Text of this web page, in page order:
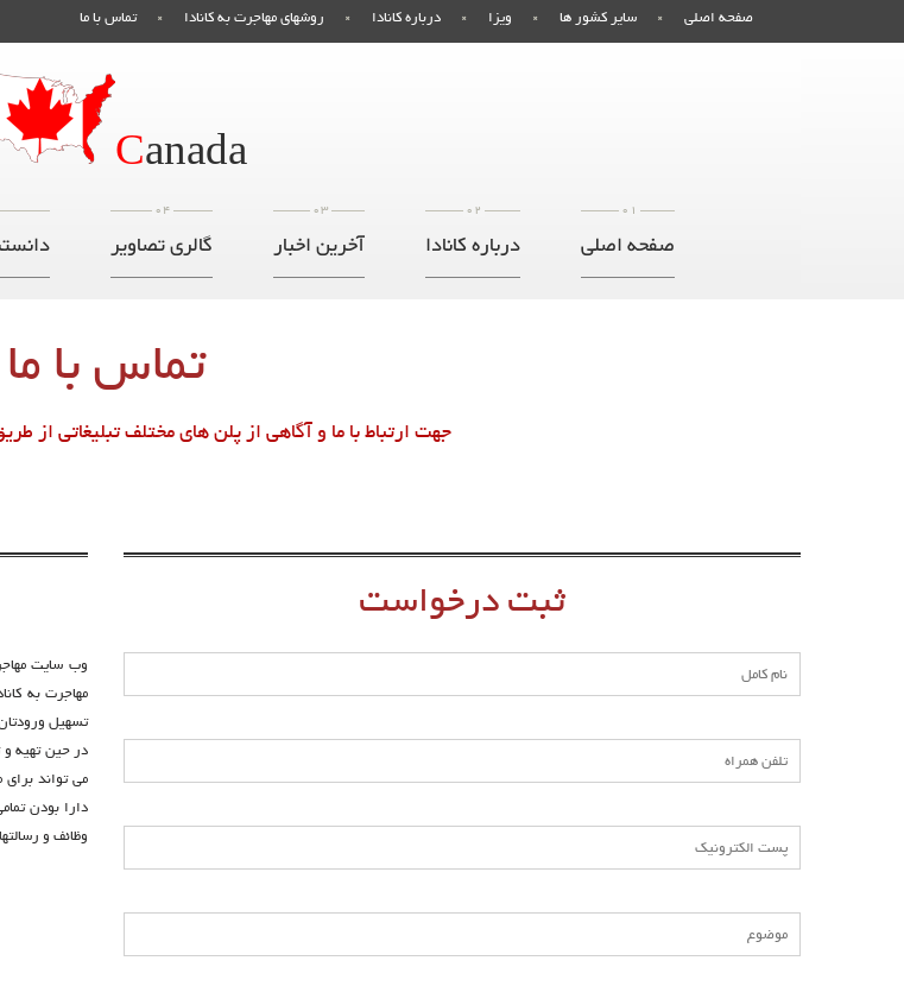
تماس با ما روشهای مهاجرت به کانادا درباره کانادا ویزا سایر کشور ها صفحه اصلی
Canada
04
گالری تصاویر
03
آخرین اخبار
02
درباره کانادا
01
صفحه اصلی
تماس با ما
جهت ارتباط با ما و آگاهی از پلن های مختلف تبلیغاتی از
وب سایت
مهاجرت به
تسهیل
در حین تهیه و
می تواند
دارا بودن
وظائف و
ثبت درخواست